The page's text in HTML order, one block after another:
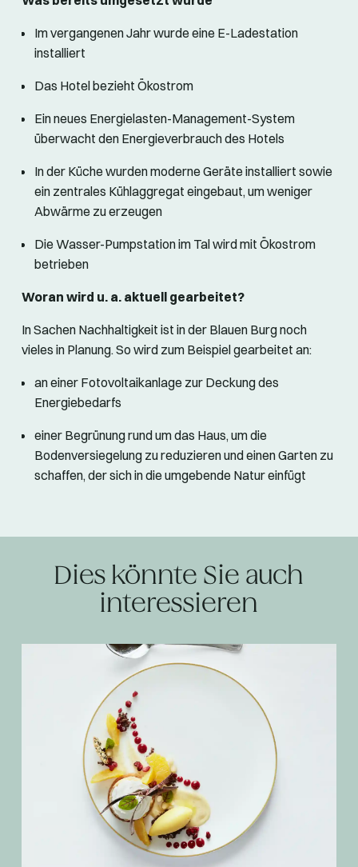
Im vergangenen Jahr wurde eine E-Ladestation
installiert
Das Hotel bezieht Ökostrom
Ein neues Energielasten-Management-System
überwacht den Energieverbrauch des Hotels
In der Küche wurden moderne Geräte installiert sowie
ein zentrales Kühlaggregat eingebaut, um weniger
Abwärme zu erzeugen
Die Wasser-Pumpstation im Tal wird mit Ökostrom
betrieben
Woran wird u. a. aktuell gearbeitet?
In Sachen Nachhaltigkeit ist in der Blauen Burg noch
vieles in Planung. So wird zum Beispiel gearbeitet an:
an einer Fotovoltaikanlage zur Deckung des
Energiebedarfs
einer Begrünung rund um das Haus, um die
Bodenversiegelung zu reduzieren und einen Garten zu
schaffen, der sich in die umgebende Natur einfügt
Dies könnte Sie auch
interessieren